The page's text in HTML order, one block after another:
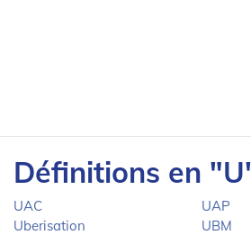
Définitions en
UAC
UAP
Uberisation
UBM